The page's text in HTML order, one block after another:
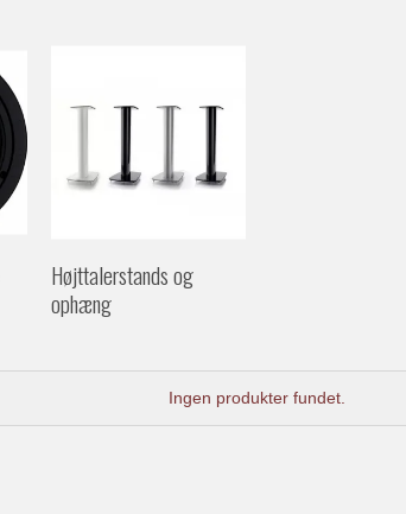
Højttalerstands og
ophæng
Ingen produkter fundet.